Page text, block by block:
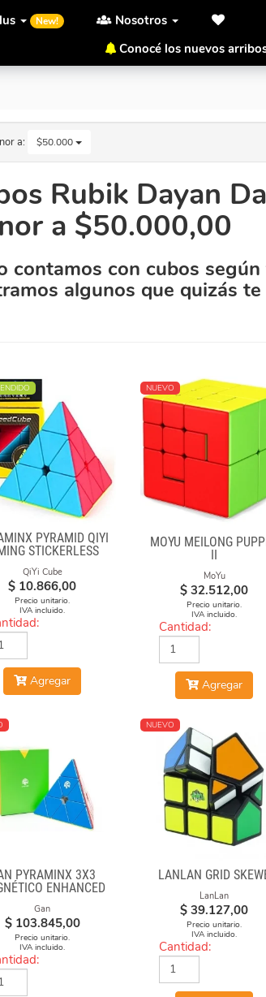
New! Nosotros
Conocé los nuevos
menor a $50.000,00
a: $50.000
Rubik Dayan
a $50.000,00
contamos con cubos
algunos que quizás
PYRAMID QIYI
STICKERLESS
QiYi Cube
$ 10.866,00
Precio unitario.
IVA incluido.
Agregar
NUEVO
MOYU MEILONG
II
MoYu
$ 32.512,00
Precio unitario.
IVA incluido.
Cantidad:
Agregar
PYRAMINX 3X3
ENHANCED
Gan
$ 103.845,00
Precio unitario.
IVA incluido.
NUEVO
LANLAN GRID
LanLan
$ 39.127,00
Precio unitario.
IVA incluido.
Cantidad: